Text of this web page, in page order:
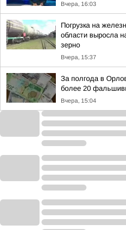
Вчера, 16:03
Погрузка на
области выросла
зерно
Вчера, 15:37
За полгода в
более 20
Вчера, 15:04